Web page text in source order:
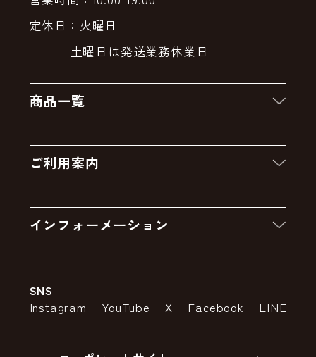
定休日：火曜日
土曜日は発送業務休業日
商品一覧
クーポン
卸販売・大量注文
アウトレットセール
ご利用案内
お支払いについて
インフォーメーション
特定商取引法の表示
SNS
Instagram YouTube X Facebook LINE